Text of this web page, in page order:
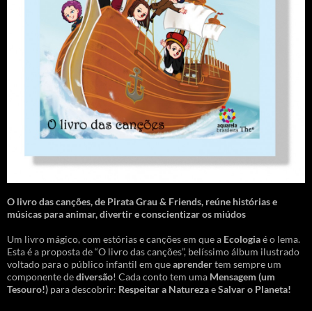
O livro das canções,de Pirata Grau & Friends, reúne histórias e
músicas para animar, divertir e conscientizar os miúdos
Um livro mágico, com estórias e canções em que a Ecologiaé o lema.
Esta é a proposta de “O livro das canções”, belíssimo álbum ilustrado
voltado para o público infantil em queaprendertem sempre um
componente dediversão! Cada conto tem uma Mensagem (um
Tesouro!) para descobrir: Respeitar a NaturezaeSalvar o Planeta!